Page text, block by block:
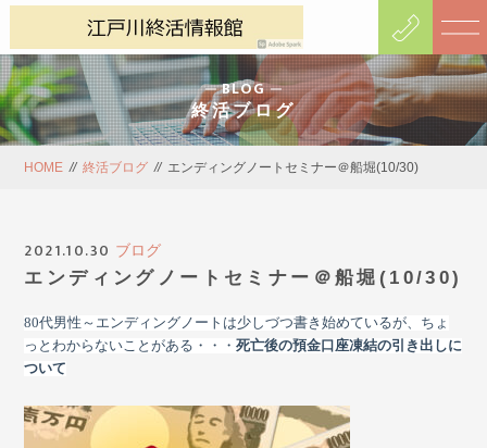
BLOG
終活ブログ
HOME // 終活ブログ // エンディングノートセミナー＠船堀(10/30)
2021.10.30 ブログ
エンディングノートセミナー＠船堀(10/30)
80代男性～エンディングノートは少しづつ書き始めているが、ちょ
っとわからないことがある・・・死亡後の預金口座凍結の引き出しに
ついて